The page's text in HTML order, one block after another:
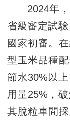
2024年，
省級審定試
國家初審。
型玉米品種
節水30%以
用量25%，
其脫粒車間